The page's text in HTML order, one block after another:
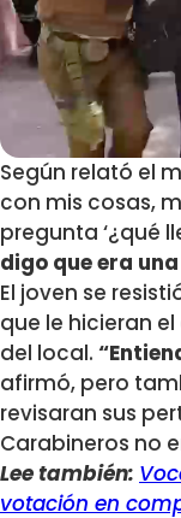
Según relató el
con mis cosas,
pregunta ‘¿qué
digo que era
El joven se
que le hicieran
del local.
afirmó, pero
revisaran sus
Carabineros no
Lee también:
votación en